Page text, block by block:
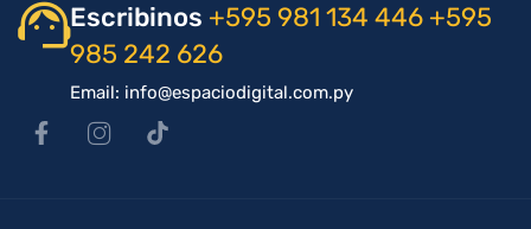
Escribinos +595 981 134 446 +595
985 242 626
Email: info@espaciodigital.com.py